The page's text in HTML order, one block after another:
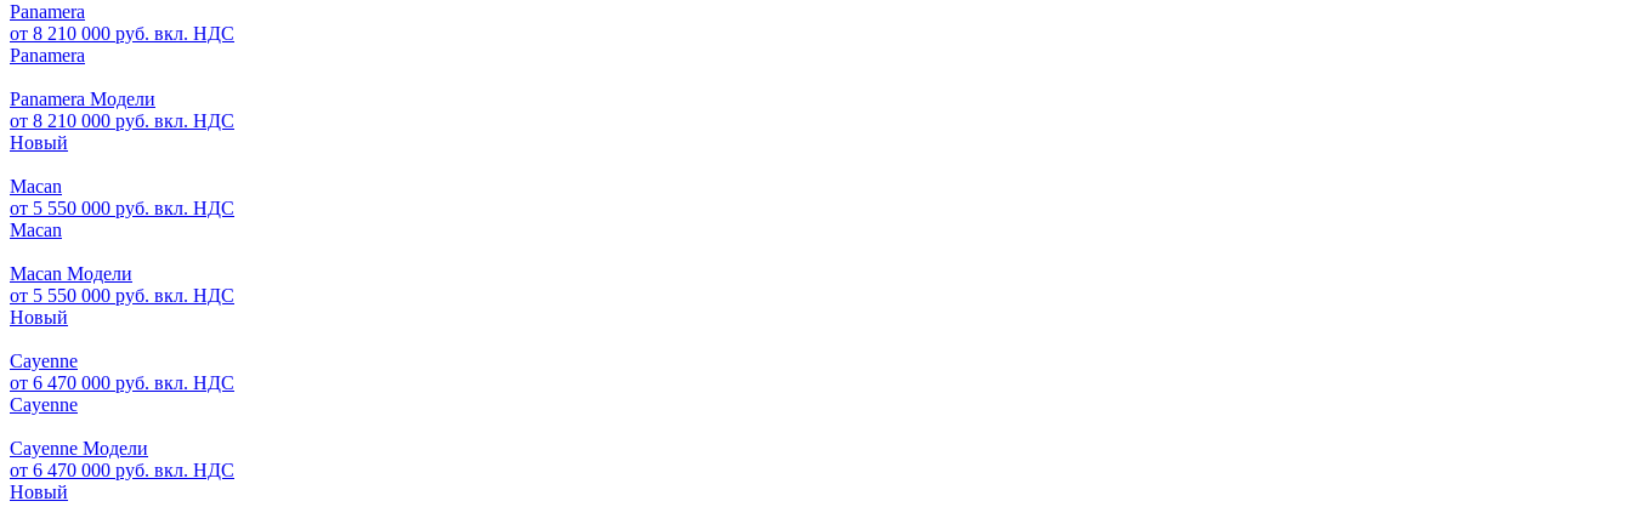
Panamera
от 8 210 000 руб. вкл. НДС
Panamera
Panamera Модели
от 8 210 000 руб. вкл. НДС
Новый
Macan
от 5 550 000 руб. вкл. НДС
Macan
Macan Модели
от 5 550 000 руб. вкл. НДС
Новый
Cayenne
от 6 470 000 руб. вкл. НДС
Cayenne
Cayenne Модели
от 6 470 000 руб. вкл. НДС
Новый